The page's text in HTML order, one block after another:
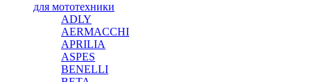
для мототехники
ADLY
AERMACCHI
APRILIA
ASPES
BENELLI